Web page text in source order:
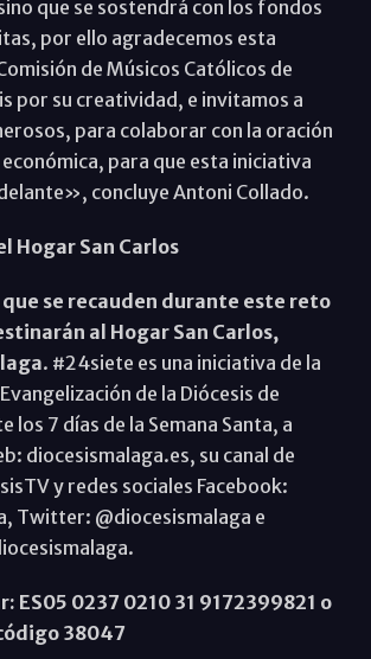
que se sostendrá con los fondos
por ello agradecemos esta
de Músicos Católicos de
por su creatividad, e invitamos a
para colaborar con la oración
para que esta iniciativa
concluye Antoni Collado.
Hogar San Carlos
se recauden durante este reto
al Hogar San Carlos,
. #24siete es una iniciativa de la
de la Diócesis de
los 7 días de la Semana Santa, a
diocesismalaga.es, su canal de
y redes sociales Facebook:
Twitter: @diocesismalaga e
ES05 0237 0210 31 9172399821 o
38047